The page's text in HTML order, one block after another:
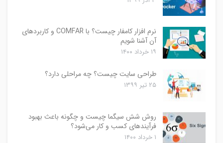
نرم افزار کامفار چیست؟ با COMFAR و کاربردهای
آن آشنا شویم
۱۹ خرداد ۱۴۰۰
طراحی سایت چیست؟ چه مراحلی دارد؟
۲۵ تیر ۱۳۹۹
روش شش سیگما چیست و چگونه باعث بهبود
فرآیندهای کسب و کار می‌شود؟
۱ خرداد ۱۴۰۰